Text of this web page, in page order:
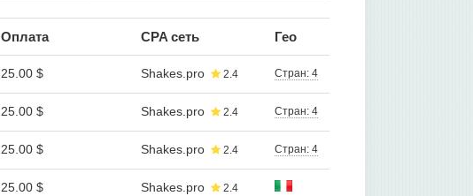
Оплата CPA сеть Гео
25.00 $ Shakes.pro 2.4 Стран: 4
25.00 $ Shakes.pro 2.4 Стран: 4
25.00 $ Shakes.pro 2.4 Стран: 4
25.00 $ Shakes.pro 2.4